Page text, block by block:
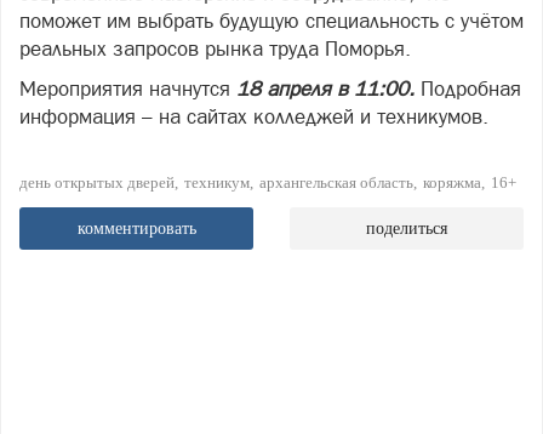
поможет им выбрать будущую специальность с учётом
реальных запросов рынка труда Поморья.
Мероприятия начнутся 18 апреля в 11:00. Подробная
информация – на сайтах колледжей и техникумов.
день открытых дверей техникум архангельская область коряжма 16+
комментировать поделиться